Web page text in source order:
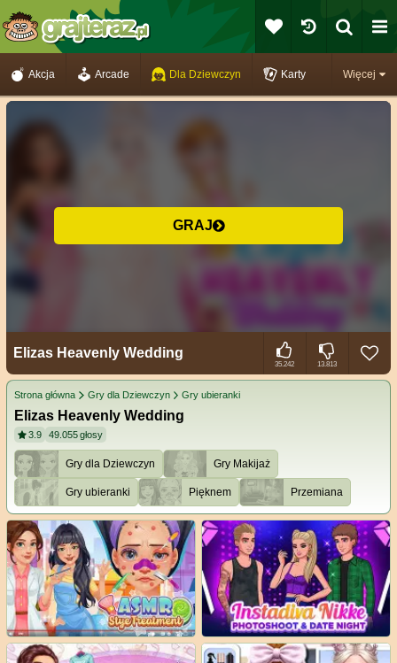
Więcej
Akcja Arcade Dla Dziewczyn Karty
GRAJ
Elizas Heavenly Wedding
35.242 13.813
Strona główna Gry dla Dziewczyn Gry ubieranki
Elizas Heavenly Wedding
3.9 49.055głosy
Gry dla Dziewczyn Gry Makijaż
Gry ubieranki Pięknem Przemiana